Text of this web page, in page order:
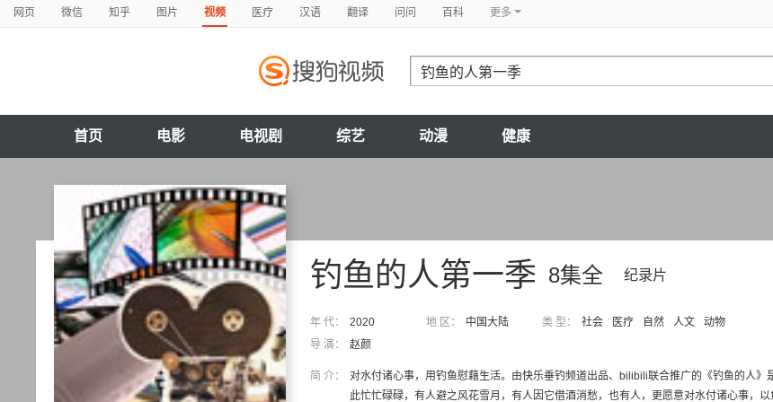
网页 微信 知乎 图片 视频 医疗 汉语 翻译 问问 百科 更多
首页 电影 电视剧 综艺 动漫 健康
8集全 纪录片
钓鱼的人第一季
年 代： 2020 地 区： 中国大陆 类 型： 社会 医疗 自然 人文
动物
导 演：
赵颜
简 介：
对水付诸心事，用钓鱼慰藉生活。由快乐垂钓频道出品、bilibili联合推广的《钓鱼的人
此忙忙碌碌，有人避之风花雪月，有人因它借酒消愁，也有人，更愿意对水付诸心事，以